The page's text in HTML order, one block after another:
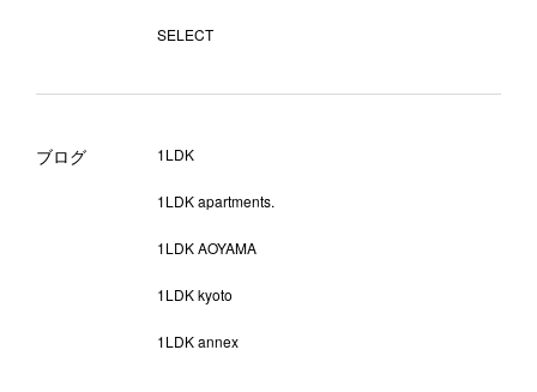
SELECT
ブログ 1LDK
1LDK apartments.
1LDK AOYAMA
1LDK kyoto
1LDK annex